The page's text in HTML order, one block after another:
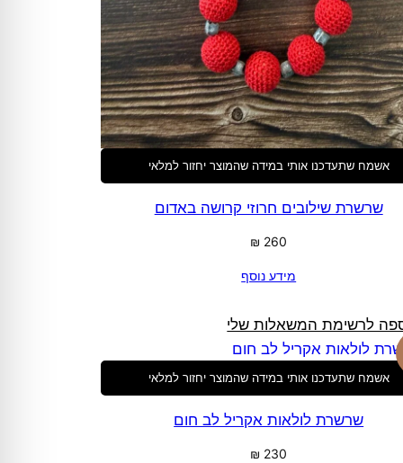
אשמח שתעדכנו אותי במידה שהמוצר יחזור למלאי
שרשרת שילובים חרוזי קרושה באדום
₪ 260
מידע נוסף
לרשימת המשאלות שלי
אשמח שתעדכנו אותי במידה שהמוצר יחזור למלאי
שרשרת לולאות אקריל לב חום
₪ 230